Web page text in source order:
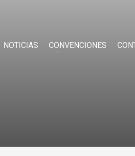
NOTICIAS CONVENCIONES